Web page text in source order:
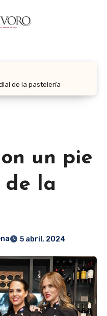
de la pastelería
un pie
de la
5 abril, 2024